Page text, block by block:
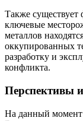
Также существует
ключевые
металлов
оккупированных
разработку и
конфликта.
Перспективы
На данный